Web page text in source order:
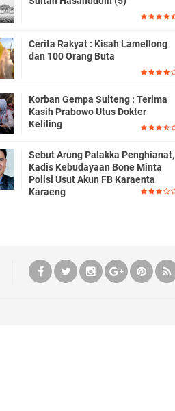
Cerita Rakyat : Kisah Lamellong
dan 100 Orang Buta
Korban Gempa Sulteng : Terima
Kasih Prabowo Utus Dokter
Keliling
Sebut Arung Palakka Penghianat,
Kadis Kebudayaan Bone Minta
Polisi Usut Akun FB Karaenta
Karaeng